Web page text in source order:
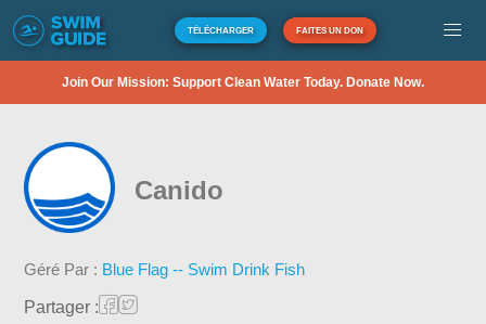
TÉLÉCHARGER FAITES UN DON
Join Our Mission: Support Clean Water Today. Donate Now.
Canido
Géré Par : Blue Flag -- Swim Drink Fish
Partager :